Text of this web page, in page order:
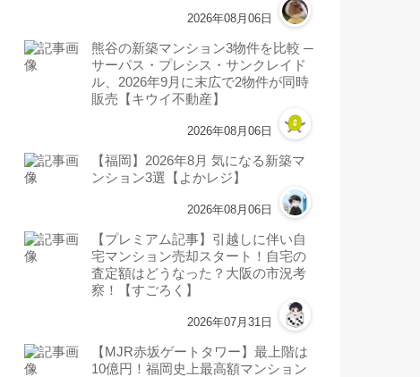
2026年08月06日
熊谷の新築マンション3物件を比較 ─
サーパス・プレシス・サンクレイド
ル、2026年9月に末広で2物件が同時
販売【キウイ不動産】
2026年08月06日
【福岡】2026年8月 気になる新築マ
ンション3選【よかレジ】
2026年08月06日
【プレミアム記事】引越しに伴い自
宅マンション売却スタート！自宅の
査定額はどうなった？大阪の市況考
察！【すごろく】
2026年07月31日
【MJR赤坂ゲートタワー】最上階は
10億円！福岡史上最高額マンション